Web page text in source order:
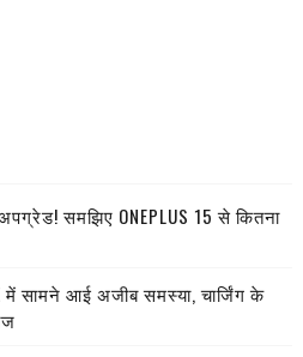
अपग्रेड! समझिए ONEPLUS 15 से कितना
में सामने आई अजीब समस्या, चार्जिंग के